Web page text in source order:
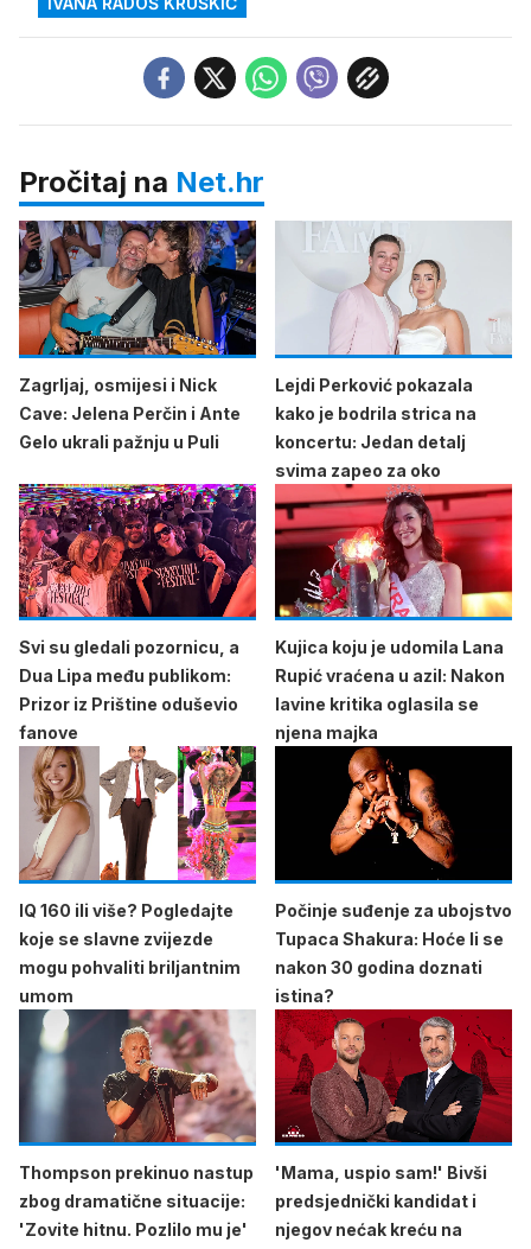
Pročitaj na Net.hr
Zagrljaj, osmijesi i Nick
Cave: Jelena Perčin i Ante
Gelo ukrali pažnju u Puli
Lejdi Perković pokazala
kako je bodrila strica na
koncertu: Jedan detalj
svima zapeo za oko
Svi su gledali pozornicu, a
Dua Lipa među publikom:
Prizor iz Prištine oduševio
fanove
Kujica koju je udomila Lana
Rupić vraćena u azil: Nakon
lavine kritika oglasila se
njena majka
IQ 160 ili više? Pogledajte
koje se slavne zvijezde
mogu pohvaliti briljantnim
umom
Počinje suđenje za ubojstvo
Tupaca Shakura: Hoće li se
nakon 30 godina doznati
istina?
Thompson prekinuo nastup
zbog dramatične situacije:
'Zovite hitnu. Pozlilo mu je'
'Mama, uspio sam!' Bivši
predsjednički kandidat i
njegov nećak kreću na